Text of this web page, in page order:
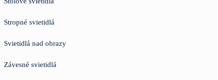
Stropné svietidlá
Svietidlá nad obrazy
Závesné svietidlá